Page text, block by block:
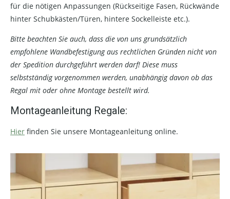
für die nötigen Anpassungen (Rückseitige Fasen, Rückwände
hinter Schubkästen/Türen, hintere Sockelleiste etc.).
Bitte beachten Sie auch, dass die von uns grundsätzlich
empfohlene Wandbefestigung aus rechtlichen Gründen nicht von
der Spedition durchgeführt werden darf! Diese muss
selbstständig vorgenommen werden, unabhängig davon ob das
Regal mit oder ohne Montage bestellt wird.
Montageanleitung Regale:
Hier finden Sie unsere Montageanleitung online.